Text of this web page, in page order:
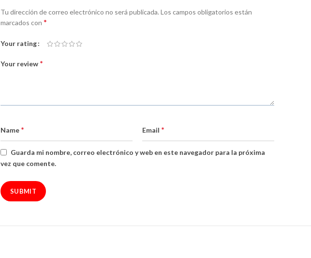
Tu dirección de correo electrónico no será publicada. Los campos obligatorios están
marcados con *
Your rating
Your review *
Name * Email *
Guarda mi nombre, correo electrónico y web en este navegador para la próxima
vez que comente.